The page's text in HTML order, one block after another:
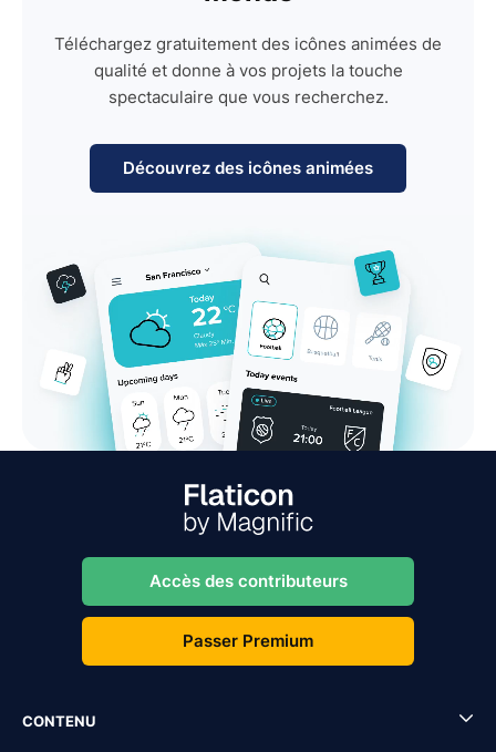
Téléchargez gratuitement des icônes animées de
qualité et donne à vos projets la touche
spectaculaire que vous recherchez.
Découvrez des icônes animées
Accès des contributeurs
Passer Premium
CONTENU